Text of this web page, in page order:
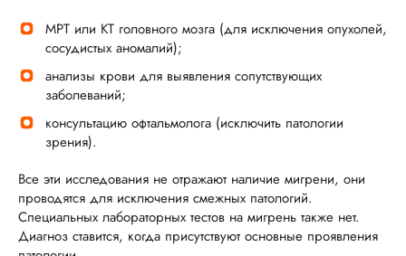
МРТ или КТ головного мозга (для исключения опухолей,
сосудистых аномалий);
анализы крови для выявления сопутствующих
заболеваний;
консультацию офтальмолога (исключить патологии
зрения).
Все эти исследования не отражают наличие мигрени, они
проводятся для исключения смежных патологий.
Специальных лабораторных тестов на мигрень также нет.
Диагноз ставится, когда присутствуют основные проявления